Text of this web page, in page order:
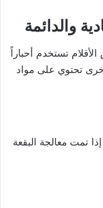
والدائمة
تستخدم أحباراً
أخرى تحتوي على مواد
تمت معالجة البقعة